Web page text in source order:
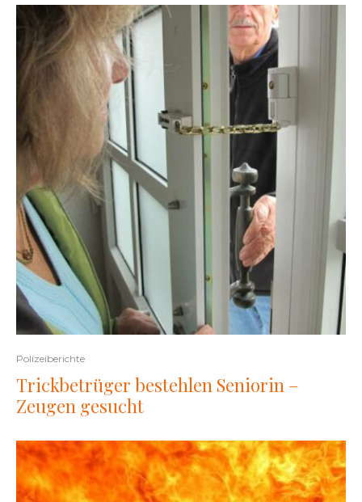
Polizeiberichte
Trickbetrüger bestehlen Seniorin –
Zeugen gesucht